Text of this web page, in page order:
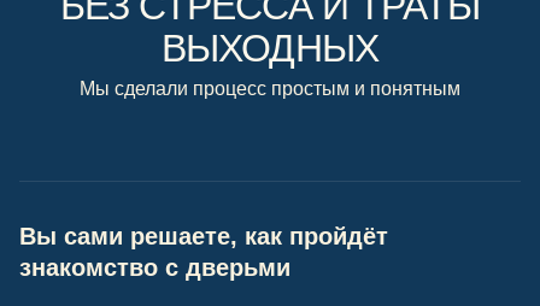
ВЫХОДНЫХ
Мы сделали процесс простым и понятным
Вы сами решаете, как пройдёт
знакомство с дверьми